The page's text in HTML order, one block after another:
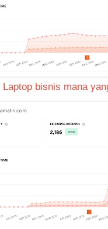
Laptop bisnis mana